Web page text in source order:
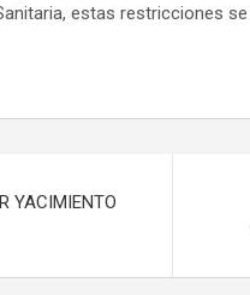
estas restricciones
YACIMIENTO